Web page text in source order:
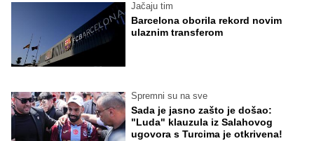
Jačaju tim
Barcelona oborila rekord novim
ulaznim transferom
Spremni su na sve
Sada je jasno zašto je došao:
"Luda" klauzula iz Salahovog
ugovora s Turcima je otkrivena!